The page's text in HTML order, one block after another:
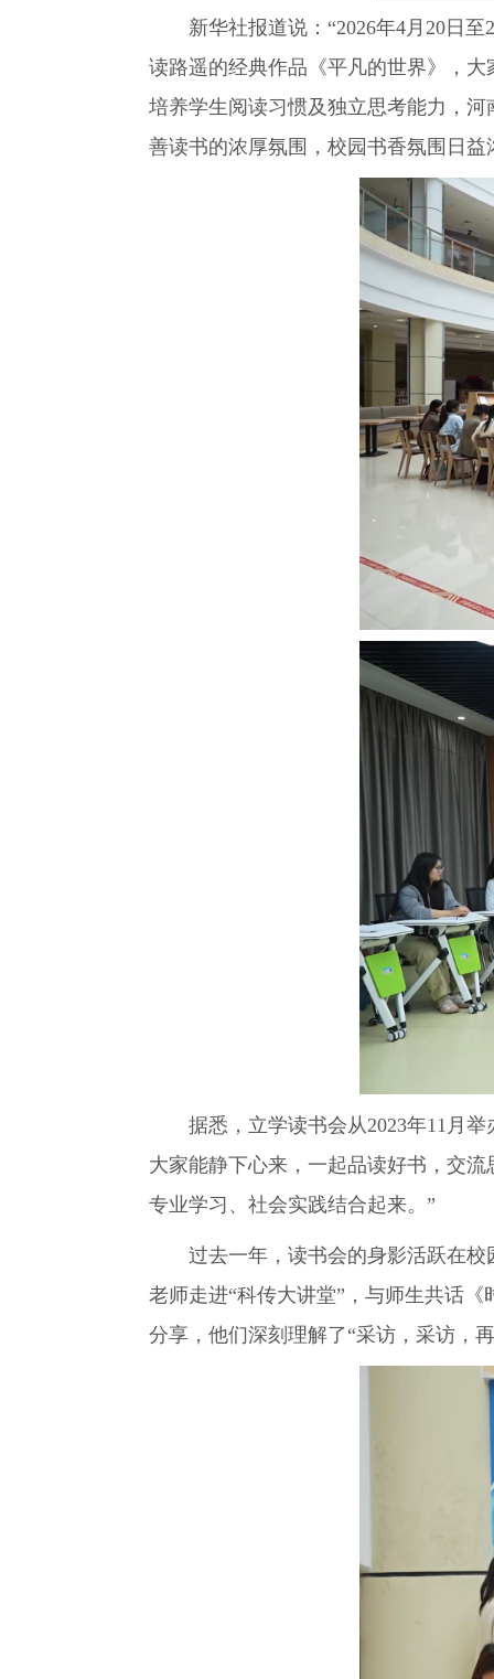
新华社报道说：“2026年4月20日
读路遥的经典作品《平凡的世界》，
培养学生阅读习惯及独立思考能力，
善读书的浓厚氛围，校园书香氛围日
据悉，立学读书会从2023年11月
大家能静下心来，一起品读好书，交
专业学习、社会实践结合起来。”
过去一年，读书会的身影活跃在
老师走进“科传大讲堂”，与师生共话
分享，他们深刻理解了“采访，采访，